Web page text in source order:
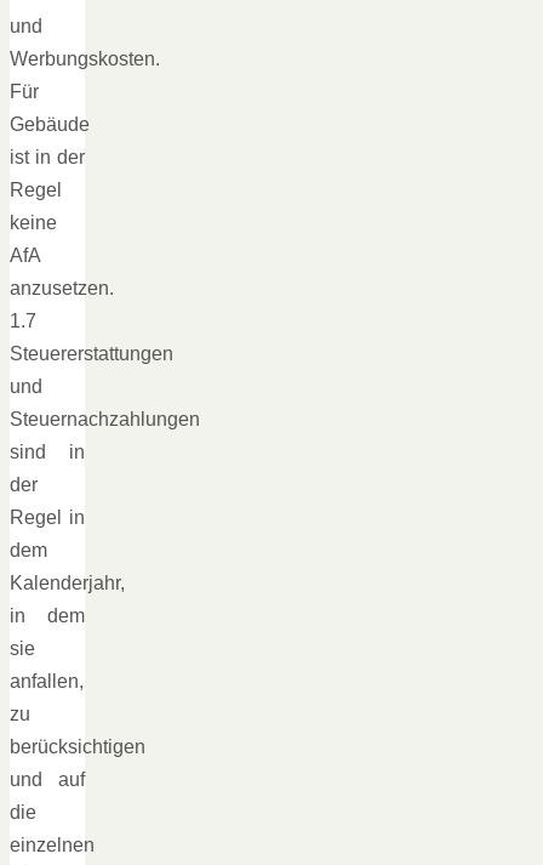
und
Werbungskosten.
Für
Gebäude
ist in der
Regel
keine
AfA
anzusetzen.
1.7
Steuererstattungen
und
Steuernachzahlungen
sind in
der
Regel in
dem
Kalenderjahr,
in dem
sie
anfallen,
zu
berücksichtigen
und auf
die
einzelnen